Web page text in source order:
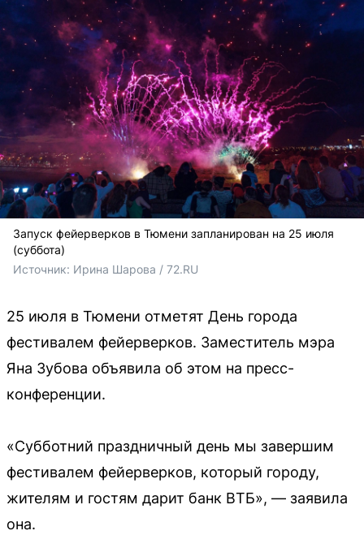
Запуск фейерверков в Тюмени запланирован на 25 июля
(суббота)
Источник: Ирина Шарова / 72.RU
25 июля в Тюмени отметят День города
фестивалем фейерверков. Заместитель мэра
Яна Зубова объявила об этом на пресс-
конференции.
«Субботний праздничный день мы завершим
фестивалем фейерверков, который городу,
жителям и гостям дарит банк ВТБ», — заявила
она.